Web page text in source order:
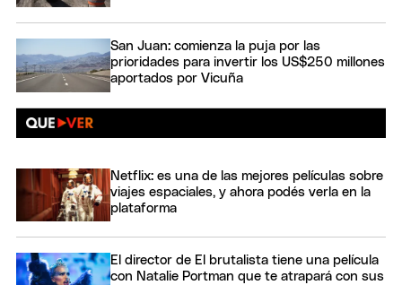
San Juan: comienza la puja por las
prioridades para invertir los US$250 millones
aportados por Vicuña
Netflix: es una de las mejores películas sobre
viajes espaciales, y ahora podés verla en la
plataforma
El director de El brutalista tiene una película
con Natalie Portman que te atrapará con sus